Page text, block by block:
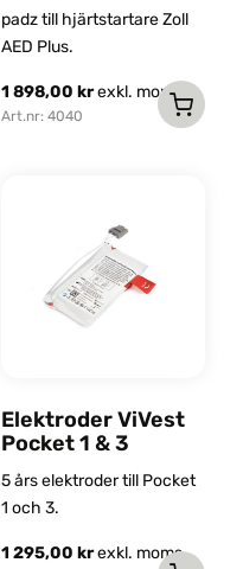
padz till hjärtstartare Zoll
AED Plus.
1 898,00 krexkl. moms
Art.nr: 4040
Elektroder ViVest
Pocket 1 & 3
5 års elektroder till Pocket
1 och 3.
1 295,00 krexkl. moms